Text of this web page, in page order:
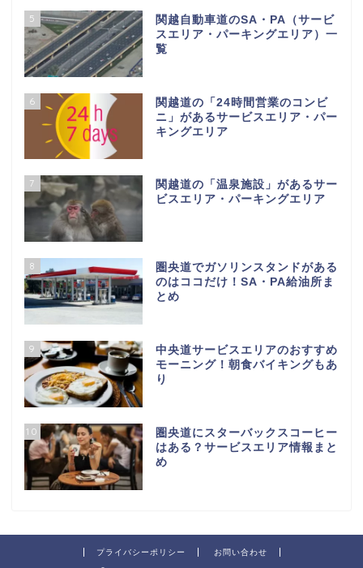
5
関越自動車道のSA・PA（サービ
スエリア・パーキングエリア）一
覧
6
関越道の「24時間営業のコンビ
ニ」があるサービスエリア・パー
キングエリア
7
関越道の「温泉施設」があるサー
ビスエリア・パーキングエリア
8
圏央道でガソリンスタンドがある
のはココだけ！SA・PA給油所ま
とめ
9
中央道サービスエリアのおすすめ
モーニング！朝食バイキングもあ
り
10
圏央道にスターバックスコーヒー
はある？サービスエリア情報まと
め
プライバシーポリシー お問い合わせ